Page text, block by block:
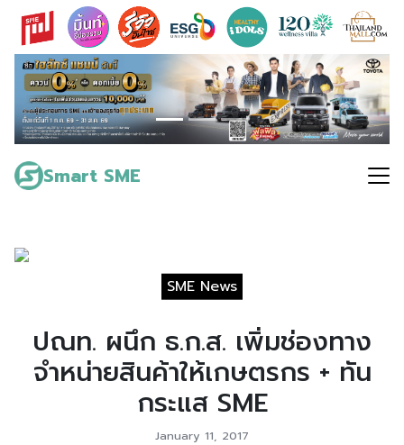
Skip
content
Smart SME
Search
for:
SME News
ปณท. ผนึก ธ.ก.ส. เพิ่มช่องทาง
จำหน่ายสินค้าให้เกษตรกร + ทัน
กระแส SME
January 11, 2017